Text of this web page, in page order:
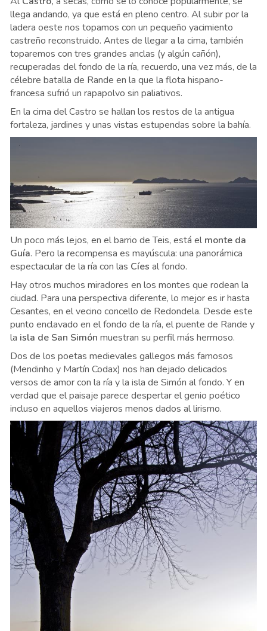
llega andando, ya que está en pleno centro. Al subir por la
ladera oeste nos topamos con un pequeño yacimiento
castreño reconstruido. Antes de llegar a la cima, también
toparemos con tres grandes anclas (y algún cañón),
recuperadas del fondo de la ría, recuerdo, una vez más, de la
célebre batalla de Rande en la que la flota hispano-
francesa sufrió un rapapolvo sin paliativos.
En la cima del Castro se hallan los restos de la antigua
fortaleza, jardines y unas vistas estupendas sobre la bahía.
Un poco más lejos, en el barrio de Teis, está el monte da
Guía. Pero la recompensa es mayúscula: una panorámica
espectacular de la ría con las Cíes al fondo.
Hay otros muchos miradores en los montes que rodean la
ciudad. Para una perspectiva diferente, lo mejor es ir hasta
Cesantes, en el vecino concello de Redondela. Desde este
punto enclavado en el fondo de la ría, el puente de Rande y
la isla de San Simón muestran su perfil más hermoso.
Dos de los poetas medievales gallegos más famosos
(Mendinho y Martín Codax) nos han dejado delicados
versos de amor con la ría y la isla de Simón al fondo. Y en
verdad que el paisaje parece despertar el genio poético
incluso en aquellos viajeros menos dados al lirismo.